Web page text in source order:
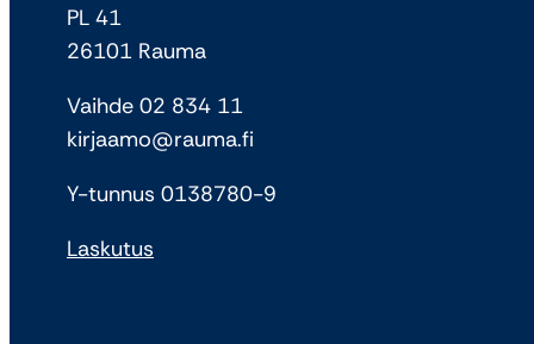
PL 41
26101 Rauma
Vaihde 02 834 11
kirjaamo@rauma.fi
Y-tunnus 0138780-9
Laskutus